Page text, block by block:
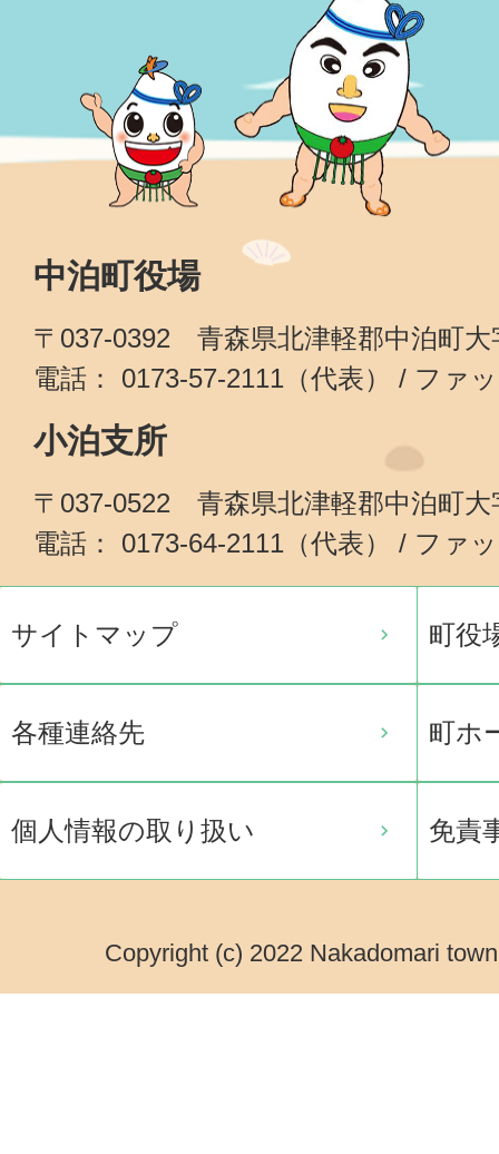
中泊町役場
〒037-0392 青森県北津軽郡中泊町大
電話： 0173-57-2111（代表） / ファ
小泊支所
〒037-0522 青森県北津軽郡中泊町大
電話： 0173-64-2111（代表） / ファ
サイトマップ 町役
各種連絡先 町ホ
個人情報の取り扱い 免責
Copyright (c) 2022 Nakadomari